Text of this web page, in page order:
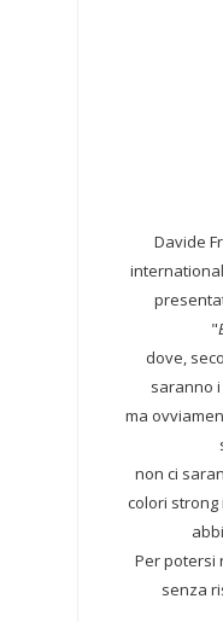
Davide
"
dove,
saranno
ma
non ci
colori
Per potersi
senza